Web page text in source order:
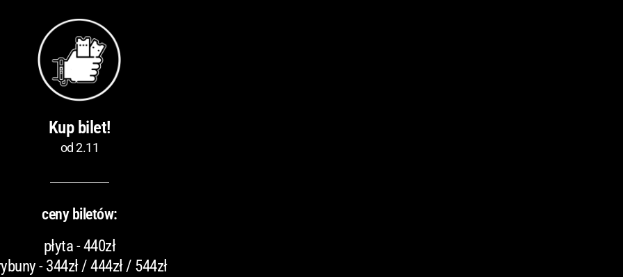
Kup bilet!
od 2.11
ceny biletów:
płyta - 440zł
- 344zł / 444zł / 544zł